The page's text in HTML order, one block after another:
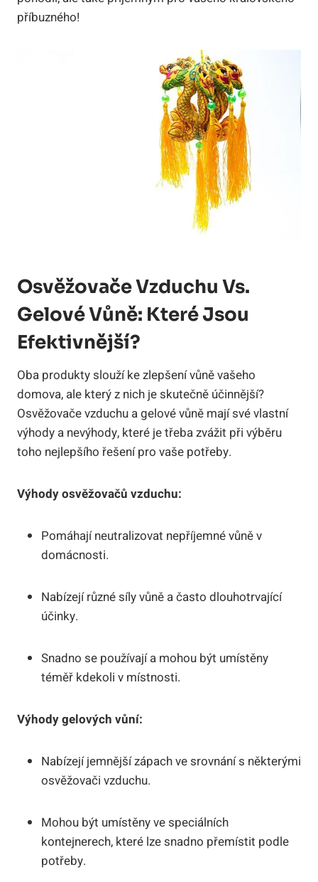
příbuzného!
Osvěžovače Vzduchu Vs.
Gelové Vůně: Které Jsou
Efektivnější?
Oba produkty slouží ke zlepšení vůně vašeho
domova, ale který z nich je skutečně účinnější?
Osvěžovače vzduchu a gelové vůně mají své vlastní
výhody a nevýhody, které je třeba zvážit při výběru
toho nejlepšího řešení pro vaše potřeby.
Výhody osvěžovačů vzduchu:
Pomáhají neutralizovat nepříjemné vůně v
domácnosti.
Nabízejí různé síly vůně a často dlouhotrvající
účinky.
Snadno se používají a mohou být umístěny
téměř kdekoli v místnosti.
Výhody gelových vůní:
Nabízejí jemnější zápach ve srovnání s některými
osvěžovači vzduchu.
Mohou být umístěny ve speciálních
kontejnerech, které lze snadno přemístit podle
potřeby.